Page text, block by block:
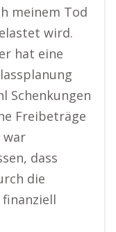
meinem Tod
wird.
hat eine
Schenkungen
Freibeträge
war
dass
die